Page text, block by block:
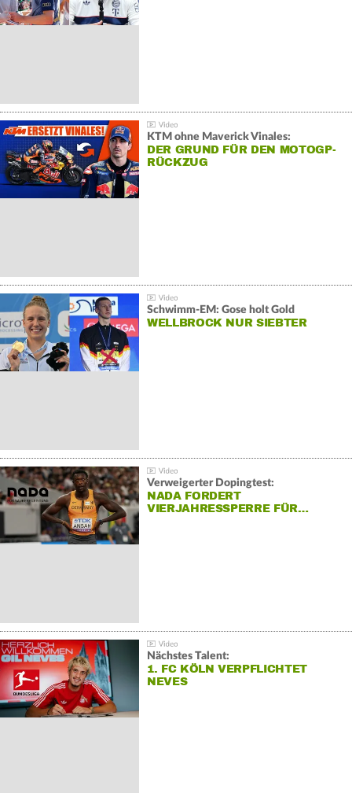
KTM ohne Maverick Vinales:
DER GRUND FÜR DEN MOTOGP-
RÜCKZUG
Schwimm-EM: Gose holt Gold
WELLBROCK NUR SIEBTER
Verweigerter Dopingtest:
NADA FORDERT
VIERJAHRESSPERRE FÜR…
Nächstes Talent:
1. FC KÖLN VERPFLICHTET
NEVES